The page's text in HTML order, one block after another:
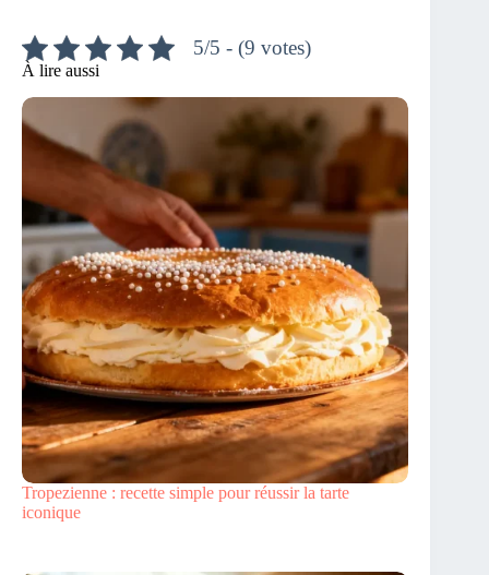
5/5 - (9 votes)
À lire aussi
Tropezienne : recette simple pour réussir la tarte
iconique